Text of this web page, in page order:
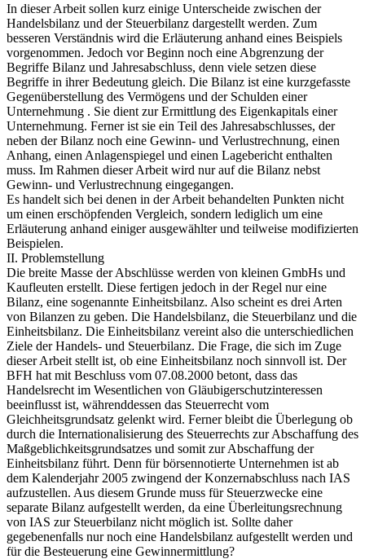
In dieser Arbeit sollen kurz einige Unterscheide zwischen der
Handelsbilanz und der Steuerbilanz dargestellt werden. Zum
besseren Verständnis wird die Erläuterung anhand eines Beispiels
vorgenommen. Jedoch vor Beginn noch eine Abgrenzung der
Begriffe Bilanz und Jahresabschluss, denn viele setzen diese
Begriffe in ihrer Bedeutung gleich. Die Bilanz ist eine kurzgefasste
Gegenüberstellung des Vermögens und der Schulden einer
Unternehmung . Sie dient zur Ermittlung des Eigenkapitals einer
Unternehmung. Ferner ist sie ein Teil des Jahresabschlusses, der
neben der Bilanz noch eine Gewinn- und Verlustrechnung, einen
Anhang, einen Anlagenspiegel und einen Lagebericht enthalten
muss. Im Rahmen dieser Arbeit wird nur auf die Bilanz nebst
Gewinn- und Verlustrechnung eingegangen.
Es handelt sich bei denen in der Arbeit behandelten Punkten nicht
um einen erschöpfenden Vergleich, sondern lediglich um eine
Erläuterung anhand einiger ausgewählter und teilweise modifizierten
Beispielen.
II. Problemstellung
Die breite Masse der Abschlüsse werden von kleinen GmbHs und
Kaufleuten erstellt. Diese fertigen jedoch in der Regel nur eine
Bilanz, eine sogenannte Einheitsbilanz. Also scheint es drei Arten
von Bilanzen zu geben. Die Handelsbilanz, die Steuerbilanz und die
Einheitsbilanz. Die Einheitsbilanz vereint also die unterschiedlichen
Ziele der Handels- und Steuerbilanz. Die Frage, die sich im Zuge
dieser Arbeit stellt ist, ob eine Einheitsbilanz noch sinnvoll ist. Der
BFH hat mit Beschluss vom 07.08.2000 betont, dass das
Handelsrecht im Wesentlichen von Gläubigerschutzinteressen
beeinflusst ist, währenddessen das Steuerrecht vom
Gleichheitsgrundsatz gelenkt wird. Ferner bleibt die Überlegung ob
durch die Internationalisierung des Steuerrechts zur Abschaffung des
Maßgeblichkeitsgrundsatzes und somit zur Abschaffung der
Einheitsbilanz führt. Denn für börsennotierte Unternehmen ist ab
dem Kalenderjahr 2005 zwingend der Konzernabschluss nach IAS
aufzustellen. Aus diesem Grunde muss für Steuerzwecke eine
separate Bilanz aufgestellt werden, da eine Überleitungsrechnung
von IAS zur Steuerbilanz nicht möglich ist. Sollte daher
gegebenenfalls nur noch eine Handelsbilanz aufgestellt werden und
für die Besteuerung eine Gewinnermittlung?